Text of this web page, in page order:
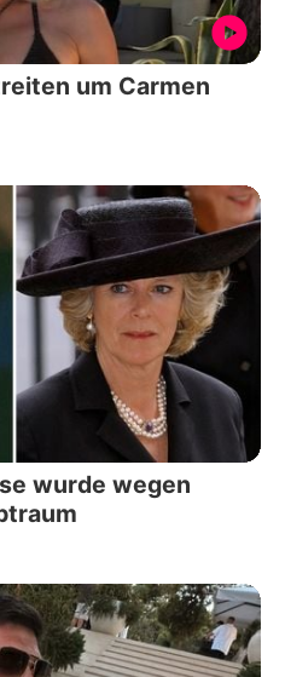
um Carmen
wurde wegen